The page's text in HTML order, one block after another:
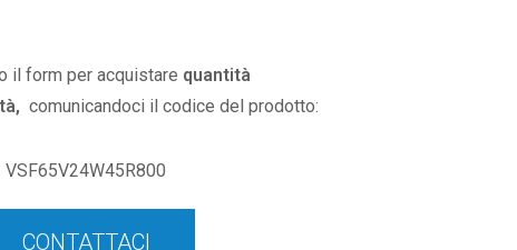
il form per acquistare quantità
comunicandoci il codice del prodotto:
VSF65V24W45R800
CONTATTACI